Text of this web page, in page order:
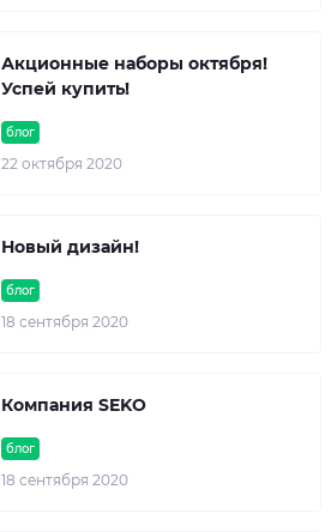
блог
22 октября 2020
Акционные наборы октября!
Успей купить!
блог
18 сентября 2020
Новый дизайн!
блог
18 сентября 2020
Компания SEKO